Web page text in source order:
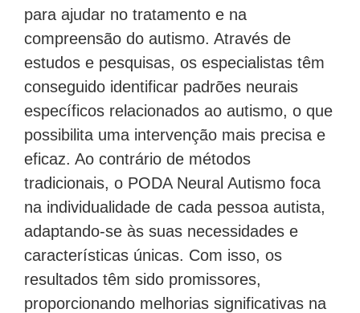
para ajudar no tratamento e na
compreensão do autismo. Através de
estudos e pesquisas, os especialistas têm
conseguido identificar padrões neurais
específicos relacionados ao autismo, o que
possibilita uma intervenção mais precisa e
eficaz. Ao contrário de métodos
tradicionais, o PODA Neural Autismo foca
na individualidade de cada pessoa autista,
adaptando-se às suas necessidades e
características únicas. Com isso, os
resultados têm sido promissores,
proporcionando melhorias significativas na